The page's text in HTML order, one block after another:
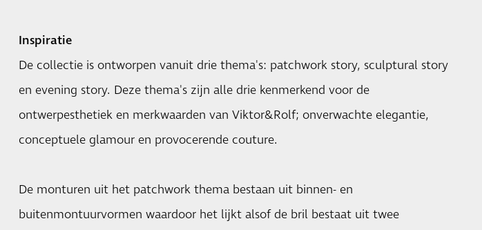
Inspiratie
De collectie is ontworpen vanuit drie thema's: patchwork story, sculptural story
en evening story. Deze thema's zijn alle drie kenmerkend voor de
ontwerpesthetiek en merkwaarden van Viktor&Rolf; onverwachte elegantie,
conceptuele glamour en provocerende couture.
De monturen uit het patchwork thema bestaan uit binnen- en
buitenmontuurvormen waardoor het lijkt alsof de bril bestaat uit twee